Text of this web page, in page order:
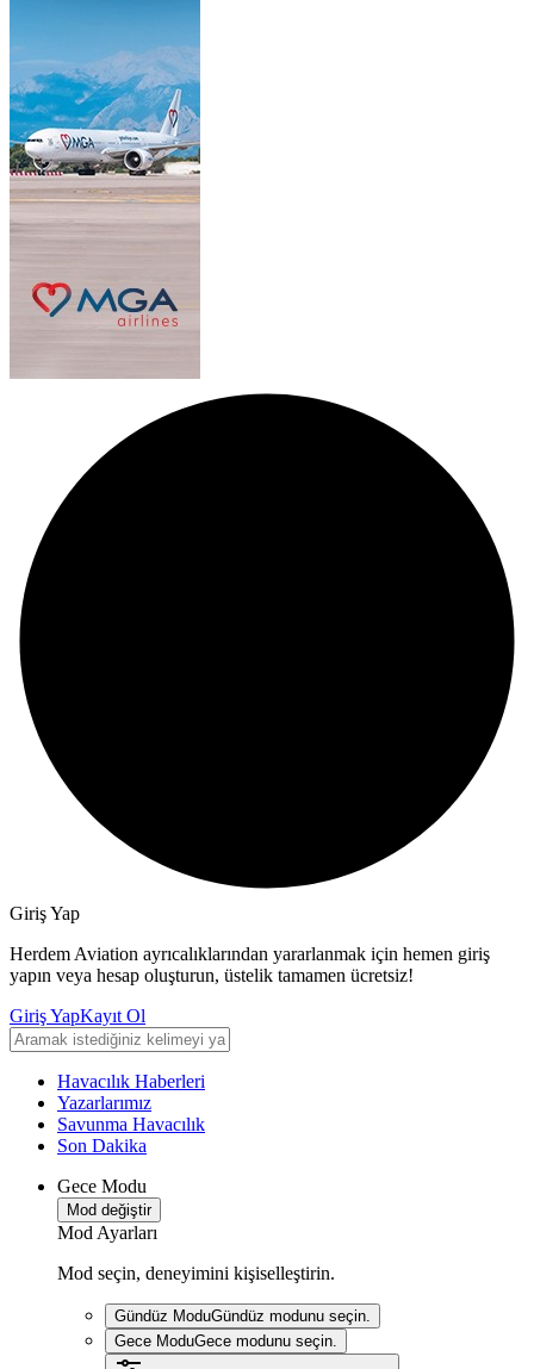
Giriş Yap
Herdem Aviation ayrıcalıklarından yararlanmak için hemen giriş
yapın veya hesap oluşturun, üstelik tamamen ücretsiz!
Giriş YapKayıt Ol
Havacılık Haberleri
Yazarlarımız
Savunma Havacılık
Son Dakika
Gece Modu
Mod değiştir
Mod Ayarları
Mod seçin, deneyimini kişiselleştirin.
Gündüz ModuGündüz modunu seçin.
Gece ModuGece modunu seçin.